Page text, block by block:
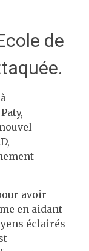
de
avoir
en aidant
éclairés